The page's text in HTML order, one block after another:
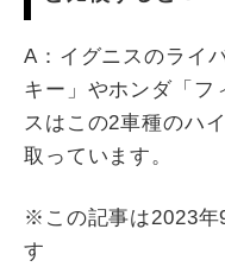
A：イグニスのライ
キー」やホンダ「フ
スはこの2車種のハ
取っています。
※この記事は2023年
す